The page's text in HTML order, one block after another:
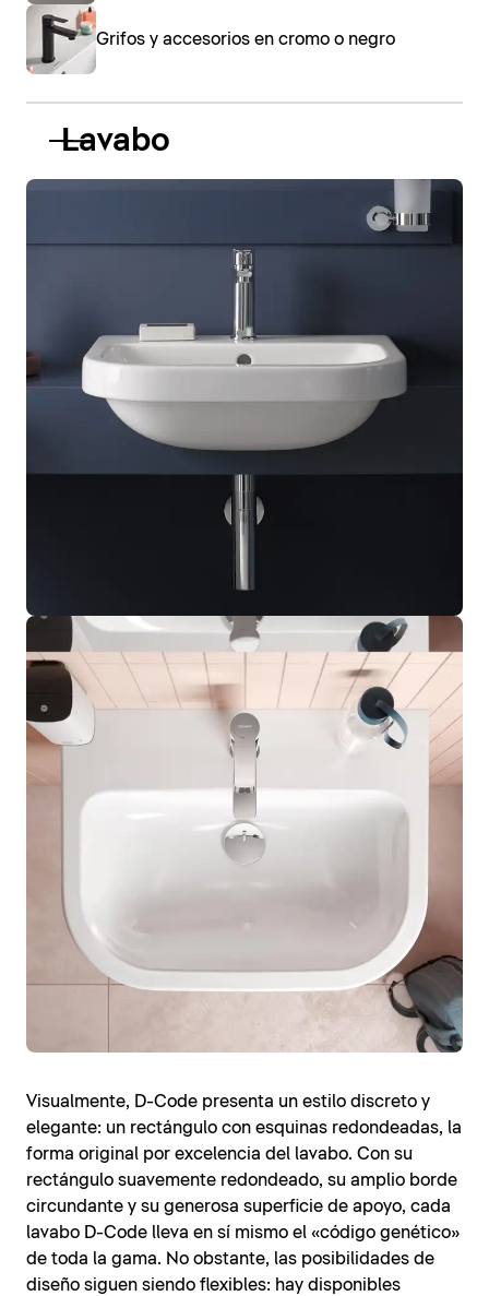
Grifos y accesorios en cromo o negro
Lavabo
Visualmente, D-Code presenta un estilo discreto y
elegante: un rectángulo con esquinas redondeadas, la
forma original por excelencia del lavabo. Con su
rectángulo suavemente redondeado, su amplio borde
circundante y su generosa superficie de apoyo, cada
lavabo D-Code lleva en sí mismo el «código genético»
de toda la gama. No obstante, las posibilidades de
diseño siguen siendo flexibles: hay disponibles